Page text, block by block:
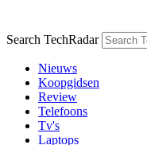
Search TechRadar
Nieuws
Koopgidsen
Review
Telefoons
Tv's
Laptops